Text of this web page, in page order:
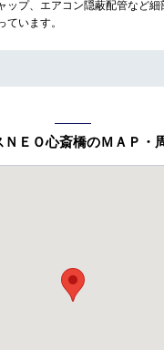
ップ、エアコン隠蔽配管など
います。
ＮＥＯ心斎橋のＭＡＰ・